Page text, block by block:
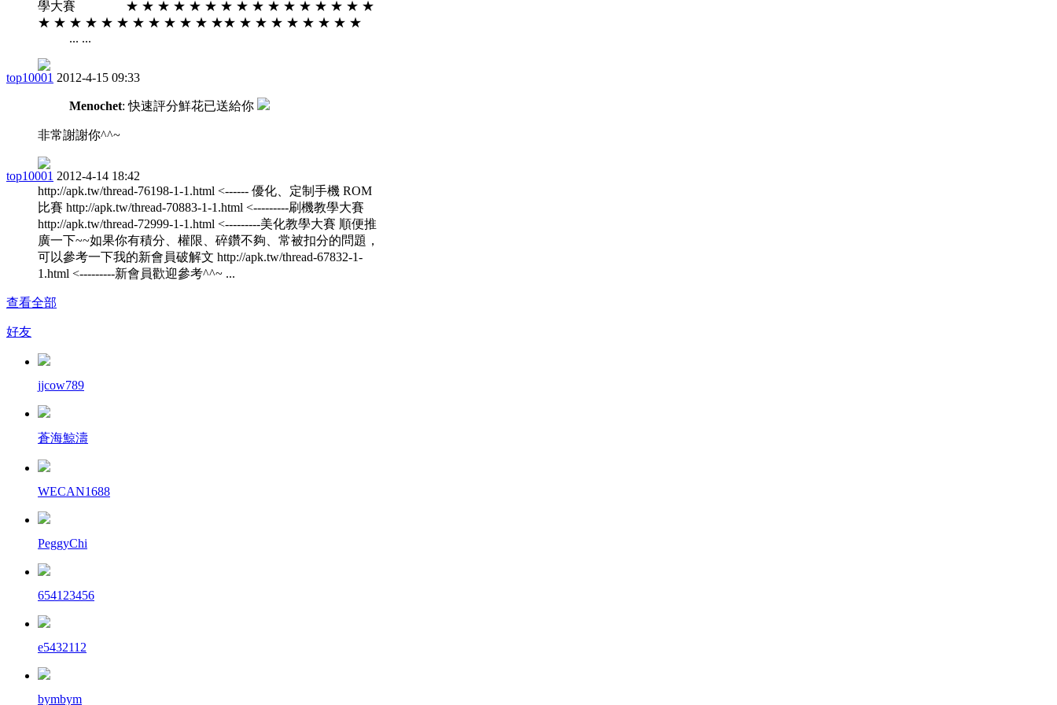
學大賽 ★ ★ ★ ★ ★ ★ ★ ★ ★ ★ ★ ★ ★ ★ ★ ★
★ ★ ★ ★ ★ ★ ★ ★ ★ ★ ★ ★★ ★ ★ ★ ★ ★ ★ ★ ★
... ...
top10001 2012-4-15 09:33
Menochet: 快速評分鮮花已送給你
非常謝謝你^^~
top10001 2012-4-14 18:42
http://apk.tw/thread-76198-1-1.html <------ 優化、定制手機 ROM
比賽 http://apk.tw/thread-70883-1-1.html <---------刷機教學大賽
http://apk.tw/thread-72999-1-1.html <---------美化教學大賽 順便推
廣一下~~如果你有積分、權限、碎鑽不夠、常被扣分的問題，
可以參考一下我的新會員破解文 http://apk.tw/thread-67832-1-
1.html <---------新會員歡迎參考^^~ ...
查看全部
好友
jjcow789
蒼海鯨濤
WECAN1688
PeggyChi
654123456
e5432112
bymbym